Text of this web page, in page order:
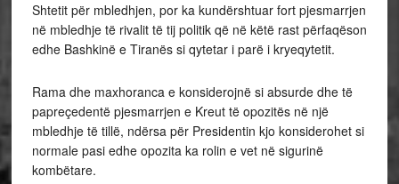
Shtetit për mbledhjen, por ka kundërshtuar fort pjesmarrjen
në mbledhje të rivalit të tij politik që në këtë rast përfaqëson
edhe Bashkinë e Tiranës si qytetar i parë i kryeqytetit.
Rama dhe maxhoranca e konsiderojnë si absurde dhe të
papreçedentë pjesmarrjen e Kreut të opozitës në një
mbledhje të tillë, ndërsa për Presidentin kjo konsiderohet si
normale pasi edhe opozita ka rolin e vet në sigurinë
kombëtare.